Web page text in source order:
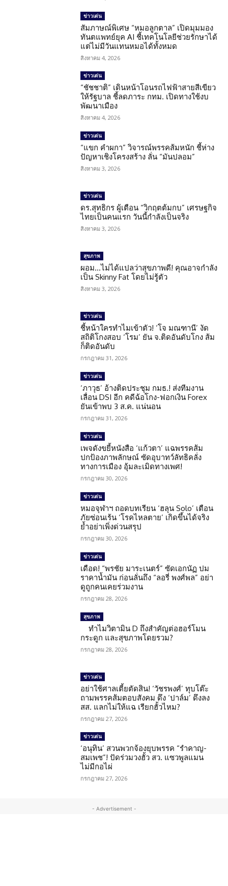
ข่าวเด่น
สัมภาษณ์พิเศษ “หมอลูกตาล” เปิดมุมมอง
ทันตแพทย์ยุค AI ชี้เทคโนโลยีช่วยรักษาได้
แต่ไม่มีวันแทนหมอได้ทั้งหมด
สิงหาคม 4, 2026
ข่าวเด่น
“ชัชชาติ” เดินหน้าโอนรถไฟฟ้าสายสีเขียว
ให้รัฐบาล ชี้ลดภาระ กทม. เปิดทางใช้งบ
พัฒนาเมือง
สิงหาคม 4, 2026
ข่าวเด่น
“แขก คำผกา” วิจารณ์พรรคส้มหนัก ชี้ห่าง
ปัญหาเชิงโครงสร้าง ลั่น “มันปลอม”
สิงหาคม 3, 2026
ข่าวเด่น
ดร.สุทธิกร ผู้เตือน “วิกฤตต้มกบ” เศรษฐกิจ
ไทยเป็นคนแรก วันนี้กำลังเป็นจริง
สิงหาคม 3, 2026
สุขภาพ
ผอม…ไม่ได้แปลว่าสุขภาพดี! คุณอาจกำลัง
เป็น Skinny Fat โดยไม่รู้ตัว
สิงหาคม 3, 2026
ข่าวเด่น
ชี้หน้าใครทำไมเข้าตัว! ‘โจ มณฑานี’ งัด
สถิติโกงสอบ ‘โรม’ ยัน จ.ติดอันดับโกง ส้ม
ก็ติดอันดับ
กรกฎาคม 31, 2026
ข่าวเด่น
‘ภาวุธ’ อ้างติดประชุม กมธ.! ส่งทีมงาน
เลื่อน DSI อีก คดีฉ้อโกง-ฟอกเงิน Forex
ยันเข้าพบ 3 ส.ค. แน่นอน
กรกฎาคม 31, 2026
ข่าวเด่น
เพจดังขยี้หนังสือ ‘แก้วตา’ แฉพรรคส้ม
ปกป้องภาพลักษณ์ ซัดอุบาทว์ลัทธิคลั่ง
ทางการเมือง อุ้มละเมิดทางเพศ!
กรกฎาคม 30, 2026
ข่าวเด่น
หมอจุฬาฯ ถอดบทเรียน ‘ฮลุน Solo’ เตือน
ภัยซ่อนเร้น ‘โรคไหลตาย’ เกิดขึ้นได้จริง
ย้ำอย่าเพิ่งด่วนสรุป
กรกฎาคม 30, 2026
ข่าวเด่น
เดือด! “พรชัย มาระเนตร์” ซัดเอกนัฏ ปม
ราคาน้ำมัน ก่อนลั่นถึง “ลอรี่ พงศ์พล” อย่า
ดูถูกคนเคยร่วมงาน
กรกฎาคม 28, 2026
สุขภาพ
ทำไมวิตามิน D ถึงสำคัญต่อฮอร์โมน
กระดูก และสุขภาพโดยรวม?
กรกฎาคม 28, 2026
ข่าวเด่น
อย่าใช้ศาลเตี้ยตัดสิน! ‘วัชรพงศ์’ ทุบโต๊ะ
ถามพรรคส้มตอบสังคม ดึง ‘ปาล์ม’ ดึงลง
สส. แลกไม่ให้แฉ เรียกฮั้วไหม?
กรกฎาคม 27, 2026
ข่าวเด่น
‘อนุทิน’ สวนพวกจ้องยุบพรรค “รำคาญ-
สมเพช”! ปัดร่วมวงฮั้ว สว. แซวพูลแมน
ไม่มีกอไผ่
กรกฎาคม 27, 2026
- Advertisement -